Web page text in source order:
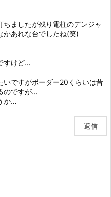
ちましたが残り電柱のデンジャ
かあれな台でしたね(笑)
すけど…
いですがボーダー20くらいは昔
のですが…
か…
返信